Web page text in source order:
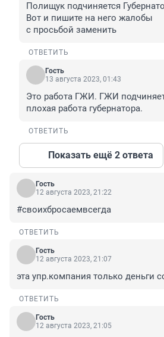
Полищук подчиняется
Вот и пишите на него жалобы
с просьбой заменить
ОТВЕТИТЬ
Гость
13 августа 2023, 01:43
Это работа ГЖИ. ГЖИ
плохая работа губернатора.
ОТВЕТИТЬ
Показать ещё 2 ответа
Гость
12 августа 2023, 21:22
#своихбросаемвсегда
ОТВЕТИТЬ
Гость
12 августа 2023, 21:07
эта упр.компания только деньги
ОТВЕТИТЬ
Гость
12 августа 2023, 21:05